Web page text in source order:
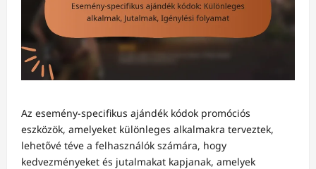
Az esemény-specifikus ajándék kódok promóciós
eszközök, amelyeket különleges alkalmakra terveztek,
lehetővé téve a felhasználók számára, hogy
kedvezményeket és jutalmakat kapjanak, amelyek